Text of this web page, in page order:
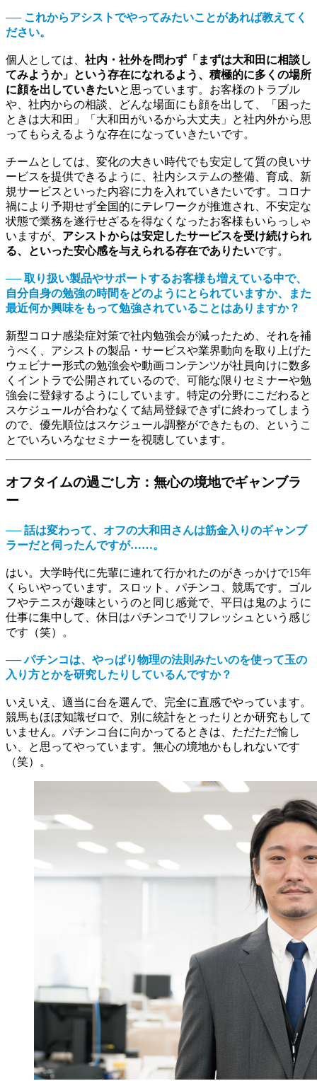
── これからアシストでやってみたいことがあれば教えてく
ださい。
個人としては、 社内・社外を問わず「まずは大和田に相談し
てみようか」という存在になれるよう、積極的に多くの場所
に顔を出していきたいと思っています。お客様のトラブル
や、社内からの相談、どんな場面にも顔を出して、「困った
ときは大和田」「大和田がいるから大丈夫」と社内外から思
ってもらえるような存在になっていきたいです。
チームとしては、変化の大きい時代でも安定して質の良いサ
ービスを提供できるように、社内システムの整備、育成、新
規サービスといった内容に力を入れていきたいです。コロナ
禍により予期せず全国的にテレワークが推進され、不安定な
状態で業務を遂行せざるを得なくなったお客様もいらっしゃ
いますが、 アシストからは安定したサービスを受け続けられ
る、といった安心感を与えられる存在でありたいです。
── 取り扱い製品やサポートするお客様も増えている中で、
自分自身の勉強の時間をどのようにとられていますか、また
最近何か興味をもって勉強されていることはありますか？
新型コロナ感染症対策で社内勉強会が減ったため、それを補
うべく、アシストの製品・サービスや業界動向を取り上げた
ウェビナー形式の勉強会や動画コンテンツが社員向けに数多
くイントラで公開されているので、可能な限りセミナーや勉
強会に登録するようにしています。特定の分野にこだわると
スケジュールが合わなくて結局登録できずに終わってしまう
ので、優先順位はスケジュール調整ができたもの、というこ
とでいろいろなセミナーを視聴しています。
オフタイムの過ごし方：無心の境地でギャンブラ
ー
── 話は変わって、オフの大和田さんは筋金入りのギャンブ
ラーだと伺ったんですが……。
はい。大学時代に先輩に連れて行かれたのがきっかけで15年
くらいやっています。スロット、パチンコ、競馬です。ゴル
フやテニスが趣味というのと同じ感覚で、平日は鬼のように
仕事に集中して、休日はパチンコでリフレッシュという感じ
です（笑）。
── パチンコは、やっぱり物理の法則みたいのを使って玉の
入り方とかを研究したりしているんですか？
いえいえ、適当に台を選んで、完全に直感でやっています。
競馬もほぼ知識ゼロで、別に統計をとったりとか研究もして
いません。パチンコ台に向かってるときは、ただただ愉し
い、と思ってやっています。無心の境地かもしれないです
（笑）。